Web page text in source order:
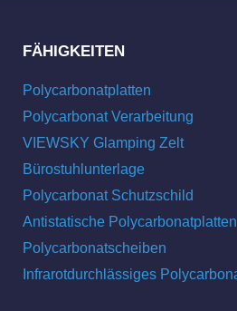
FÄHIGKEITEN
Polycarbonatplatten
Polycarbonat Verarbeitung
VIEWSKY Glamping Zelt
Bürostuhlunterlage
Polycarbonat Schutzschild
Antistatische Polycarbonatplatten
Polycarbonatscheiben
Infrarotdurchlässiges